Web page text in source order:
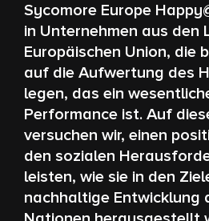
Sycomore Europe
in Unternehmen aus den
Europäischen Union, die
auf die Aufwertung des
legen, das ein
Performance ist. Auf
versuchen wir, einen
den sozialen
leisten, wie sie in den
nachhaltige Entwicklung